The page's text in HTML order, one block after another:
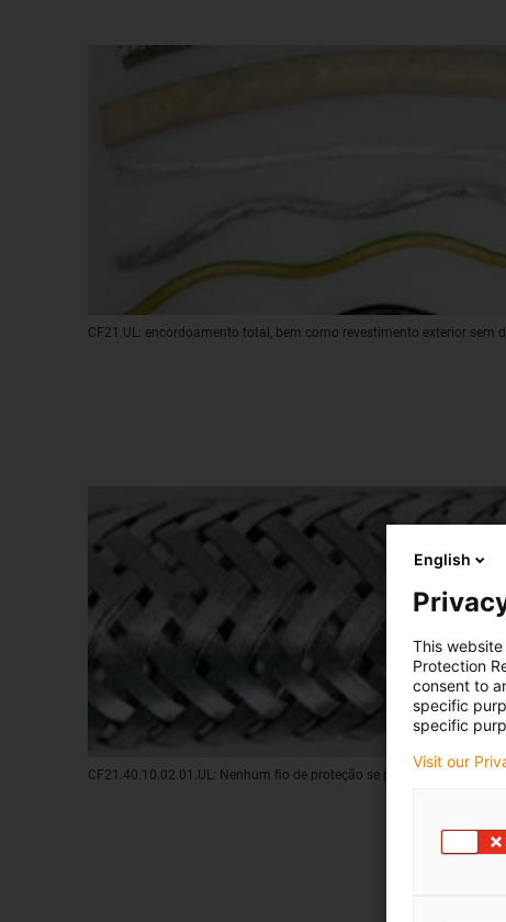
CF21.UL: encordoamento total, bem como revestimento exterior sem
CF21.40.10.02.01.UL: Nenhum fio de proteção se parte após mais de
English
This
Protection
consent to
specific
specific
Visit our